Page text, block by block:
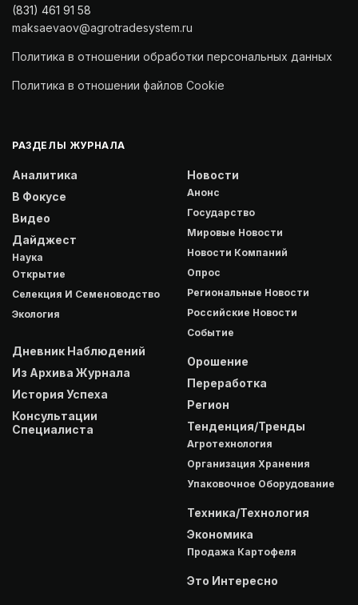
(831) 461 91 58
maksaevaov@agrotradesystem.ru
Политика в отношении обработки персональных данных
Политика в отношении файлов Cookie
РАЗДЕЛЫ ЖУРНАЛА
Аналитика
В Фокусе
Видео
Дайджест
Наука
Открытие
Селекция И Семеноводство
Экология
Дневник Наблюдений
Из Архива Журнала
История Успеха
Консультации
Специалиста
Новости
Анонс
Государство
Мировые Новости
Новости Компаний
Опрос
Региональные Новости
Российские Новости
Событие
Орошение
Переработка
Регион
Тенденция/Тренды
Агротехнология
Организация Хранения
Упаковочное Оборудование
Техника/Технология
Экономика
Продажа Картофеля
Это Интересно